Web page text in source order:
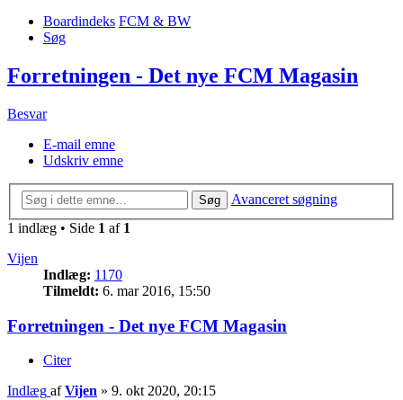
Boardindeks FCM & BW
Søg
Forretningen - Det nye FCM Magasin
Besvar
E-mail emne
Udskriv emne
Søg
Avanceret søgning
1 indlæg • Side 1 af 1
Vijen
Indlæg: 1170
Tilmeldt: 6. mar 2016, 15:50
Forretningen - Det nye FCM Magasin
Citer
Indlæg afVijen » 9. okt 2020, 20:15